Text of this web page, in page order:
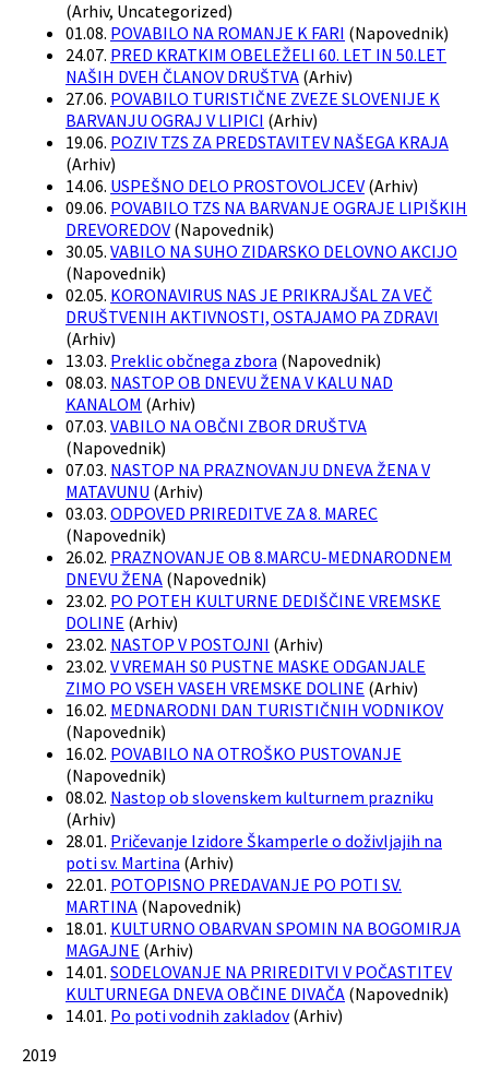
(Arhiv, Uncategorized)
01.08. POVABILO NA ROMANJE K FARI (Napovednik)
24.07. PRED KRATKIM OBELEŽELI 60. LET IN 50.LET
NAŠIH DVEH ČLANOV DRUŠTVA (Arhiv)
27.06. POVABILO TURISTIČNE ZVEZE SLOVENIJE K
BARVANJU OGRAJ V LIPICI (Arhiv)
19.06. POZIV TZS ZA PREDSTAVITEV NAŠEGA KRAJA
(Arhiv)
14.06. USPEŠNO DELO PROSTOVOLJCEV (Arhiv)
09.06. POVABILO TZS NA BARVANJE OGRAJE LIPIŠKIH
DREVOREDOV (Napovednik)
30.05. VABILO NA SUHO ZIDARSKO DELOVNO AKCIJO
(Napovednik)
02.05. KORONAVIRUS NAS JE PRIKRAJŠAL ZA VEČ
DRUŠTVENIH AKTIVNOSTI, OSTAJAMO PA ZDRAVI
(Arhiv)
13.03. Preklic občnega zbora (Napovednik)
08.03. NASTOP OB DNEVU ŽENA V KALU NAD
KANALOM (Arhiv)
07.03. VABILO NA OBČNI ZBOR DRUŠTVA
(Napovednik)
07.03. NASTOP NA PRAZNOVANJU DNEVA ŽENA V
MATAVUNU (Arhiv)
03.03. ODPOVED PRIREDITVE ZA 8. MAREC
(Napovednik)
26.02. PRAZNOVANJE OB 8.MARCU-MEDNARODNEM
DNEVU ŽENA (Napovednik)
23.02. PO POTEH KULTURNE DEDIŠČINE VREMSKE
DOLINE (Arhiv)
23.02. NASTOP V POSTOJNI (Arhiv)
23.02. V VREMAH S0 PUSTNE MASKE ODGANJALE
ZIMO PO VSEH VASEH VREMSKE DOLINE (Arhiv)
16.02. MEDNARODNI DAN TURISTIČNIH VODNIKOV
(Napovednik)
16.02. POVABILO NA OTROŠKO PUSTOVANJE
(Napovednik)
08.02. Nastop ob slovenskem kulturnem prazniku
(Arhiv)
28.01. Pričevanje Izidore Škamperle o doživljajih na
poti sv. Martina (Arhiv)
22.01. POTOPISNO PREDAVANJE PO POTI SV.
MARTINA (Napovednik)
18.01. KULTURNO OBARVAN SPOMIN NA BOGOMIRJA
MAGAJNE (Arhiv)
14.01. SODELOVANJE NA PRIREDITVI V POČASTITEV
KULTURNEGA DNEVA OBČINE DIVAČA (Napovednik)
14.01. Po poti vodnih zakladov (Arhiv)
2019